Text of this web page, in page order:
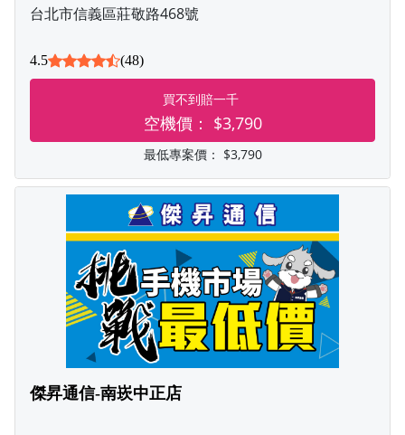
台北市信義區莊敬路468號
4.5 (48)
買不到賠一千
空機價： $3,790
最低專案價： $3,790
傑昇通信-南崁中正店